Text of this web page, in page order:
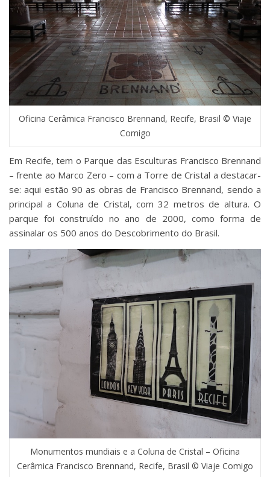
Oficina Cerâmica Francisco Brennand, Recife, Brasil © Viaje
Comigo
Em Recife, tem o Parque das Esculturas Francisco Brennand
– frente ao Marco Zero – com a Torre de Cristal a destacar-
se: aqui estão 90 as obras de Francisco Brennand, sendo a
principal a Coluna de Cristal, com 32 metros de altura. O
parque foi construído no ano de 2000, como forma de
assinalar os 500 anos do Descobrimento do Brasil.
Monumentos mundiais e a Coluna de Cristal – Oficina
Cerâmica Francisco Brennand, Recife, Brasil © Viaje Comigo